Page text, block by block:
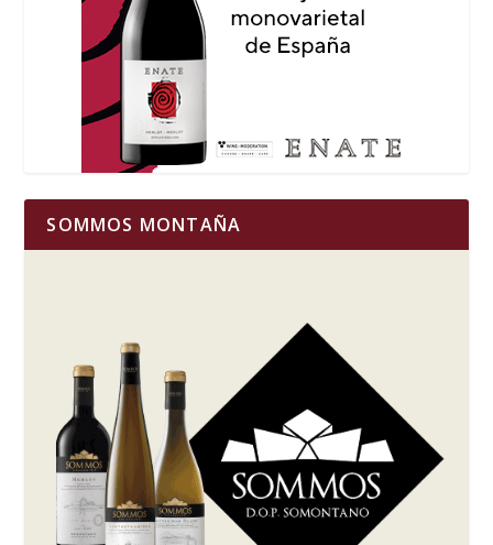
SOMMOS MONTAÑA